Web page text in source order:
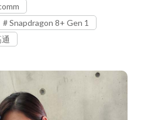
Snapdragon 8+ Gen 1